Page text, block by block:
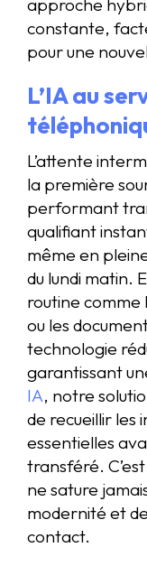
constante,
pour une
L’IA au
L’attente
la première
performant
qualifiant
même en
du lundi matin.
routine comme
ou les
technologie
garantissant
IA, notre
de recueillir les
essentielles
transféré.
ne sature
modernité et
contact.